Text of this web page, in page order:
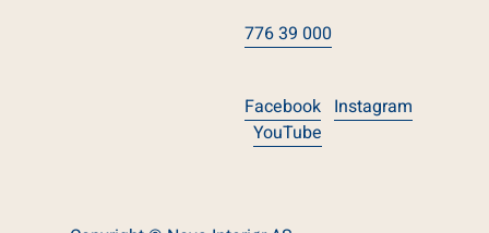
776 39 000
Facebook Instagram
YouTube